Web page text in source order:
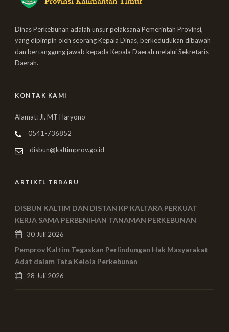
Dinas Perkebunan adalah unsur pelaksana Pemerintah Provinsi,
yang dipimpin oleh seorang Kepala Dinas, berkedudukan dibawah
dan bertanggung jawab kepada Kepala Daerah melalui Sekretaris
Daerah.
KONTAK KAMI
Alamat: Jl. MT Haryono
0541-736852
disbun@kaltimprov.go.id
ARTIKEL TRBARU
DISBUN KALTIM DAN DISTAN KP KALTARA PERKUAT
KERJA SAMA PERBENIHAN TANAMAN PERKEBUNAN
30 Juli 2026
Pemprov Kaltim Tegaskan Perlindungan Hak Masyarakat
Adat dalam Tata Kelola Perkebunan
28 Juli 2026